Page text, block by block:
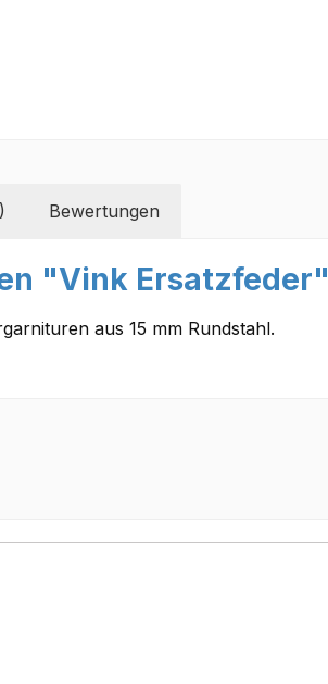
Bewertungen
"Vink Ersatzfeder"
aus 15 mm Rundstahl.